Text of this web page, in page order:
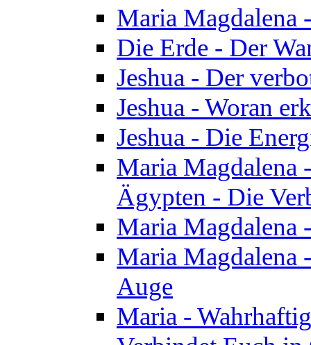
Maria Magdalena
Die Erde - Der
Jeshua - Der
Jeshua - Woran
Jeshua - Die
Maria Magdalena
Ägypten - Die
Maria Magdalena
Maria Magdalena
Auge
Maria -